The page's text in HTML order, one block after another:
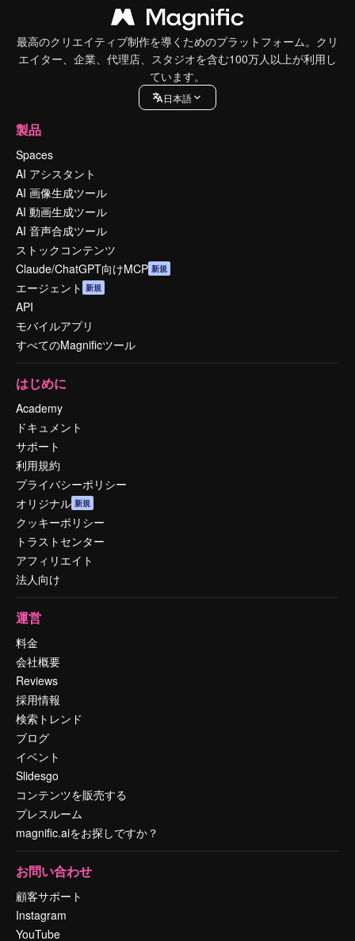
最高のクリエイティブ制作を導くためのプラットフォーム。クリ
エイター、企業、代理店、スタジオを含む100万人以上が利用し
ています。
日本語
製品
Spaces
AI アシスタント
AI 画像生成ツール
AI 動画生成ツール
AI 音声合成ツール
ストックコンテンツ
Claude/ChatGPT向けMCP 新規
エージェント 新規
API
モバイルアプリ
すべてのMagnificツール
はじめに
Academy
ドキュメント
サポート
利用規約
プライバシーポリシー
オリジナル 新規
クッキーポリシー
トラストセンター
アフィリエイト
法人向け
運営
料金
会社概要
Reviews
採用情報
検索トレンド
ブログ
イベント
Slidesgo
コンテンツを販売する
プレスルーム
magnific.aiをお探しですか？
お問い合わせ
顧客サポート
Instagram
YouTube